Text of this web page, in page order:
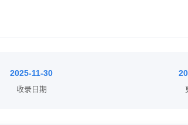
2025-11-30
收录日期